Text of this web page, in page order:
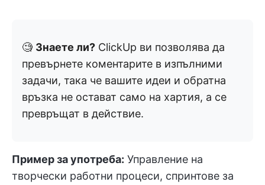
🧐 Знаете ли? ClickUp ви позволява да
превърнете коментарите в изпълними
задачи, така че вашите идеи и обратна
връзка не остават само на хартия, а се
превръщат в действие.
Пример за употреба: Управление на
творчески работни процеси, спринтове за